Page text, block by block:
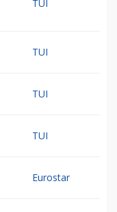
TUI
TUI
TUI
TUI
Eurostar